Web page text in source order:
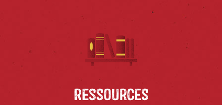
Ressources